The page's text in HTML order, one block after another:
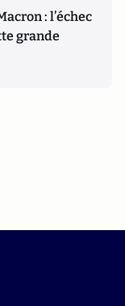
: l’échec
grande